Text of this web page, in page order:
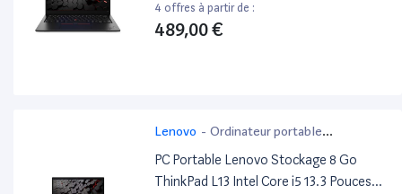
4 offres à partir de :
489,00 €
Lenovo - Ordinateur portable
bureautique
PC Portable Lenovo Stockage 8 Go
ThinkPad L13 Intel Core i5 13.3 Pouces